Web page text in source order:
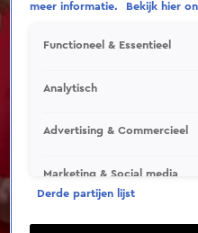
meer informatie.
Bekijk hier
Functioneel & Essentieel
Analytisch
Advertising & Commercieel
Marketing & Social media
Derde partijen lijst